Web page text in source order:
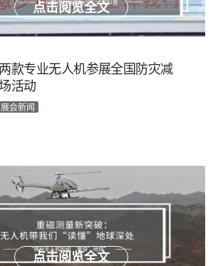
点击阅览全文
款专业无人机参展全国防灾减
活动
展会新闻
点击阅览全文